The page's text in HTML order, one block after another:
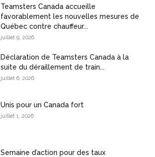
Teamsters Canada accueille
favorablement les nouvelles mesures de
Québec contre chauffeur...
juillet 9, 2026
Déclaration de Teamsters Canada à la
suite du déraillement de train...
juillet 6, 2026
Unis pour un Canada fort
juillet 1, 2026
Semaine d’action pour des taux